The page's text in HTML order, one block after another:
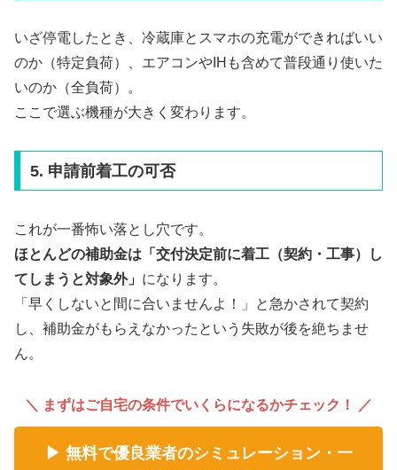
いざ停電したとき、冷蔵庫とスマホの充電ができればいい
のか（特定負荷）、エアコンやIHも含めて普段通り使いた
いのか（全負荷）。
ここで選ぶ機種が大きく変わります。
5. 申請前着工の可否
これが一番怖い落とし穴です。
ほとんどの補助金は「交付決定前に着工（契約・工事）し
てしまうと対象外」 になります。
「早くしないと間に合いませんよ！」と急かされて契約
し、補助金がもらえなかったという失敗が後を絶ちませ
ん。
＼ まずはご自宅の条件でいくらになるかチェック！ ／
▶ 無料で優良業者のシミュレーション・一